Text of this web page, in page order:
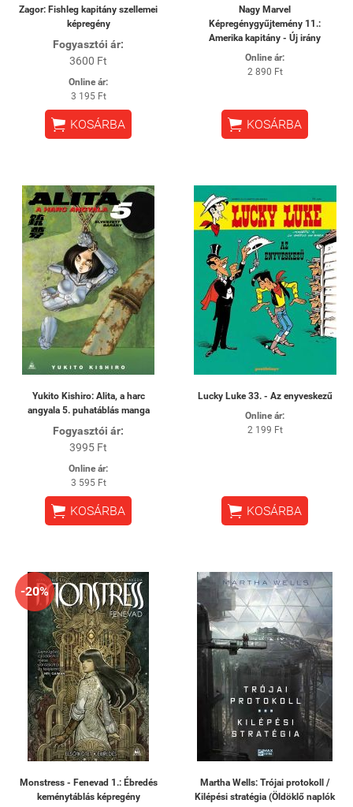
Zagor: Fishleg kapitány szellemei
képregény
Fogyasztói ár:
3600 Ft
Online ár:
3 195 Ft
 KOSÁRBA
Nagy Marvel
Képregénygyűjtemény 11.:
Amerika kapitány - Új irány
Online ár:
2 890 Ft
 KOSÁRBA
Yukito Kishiro: Alita, a harc
angyala 5. puhatáblás manga
Fogyasztói ár:
3995 Ft
Online ár:
3 595 Ft
 KOSÁRBA
Lucky Luke 33. - Az enyveskezű
Online ár:
2 199 Ft
 KOSÁRBA
-20%
Monstress - Fenevad 1.: Ébredés
keménytáblás képregény
Martha Wells: Trójai protokoll /
Kilépési stratégia (Öldöklő naplók